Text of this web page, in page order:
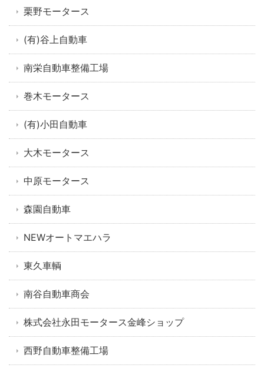
栗野モータース
(有)谷上自動車
南栄自動車整備工場
巻木モータース
(有)小田自動車
大木モータース
中原モータース
森園自動車
NEWオートマエハラ
東久車輌
南谷自動車商会
株式会社永田モータース金峰ショップ
西野自動車整備工場